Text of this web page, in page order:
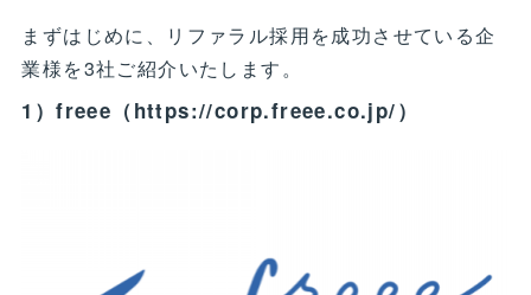
まずはじめに、リファラル採用を成功させている企
業様を3社ご紹介いたします。
1）freee（https://corp.freee.co.jp/）